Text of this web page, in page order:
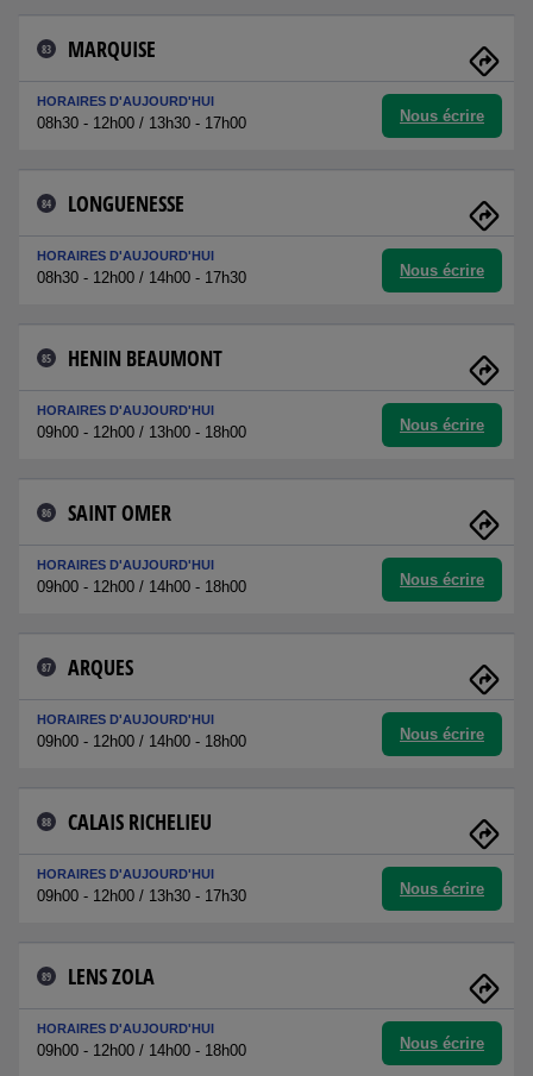
83 MARQUISE
HORAIRES D'AUJOURD'HUI
08h30 - 12h00 / 13h30 - 17h00 Nous écrire
84 LONGUENESSE
HORAIRES D'AUJOURD'HUI
08h30 - 12h00 / 14h00 - 17h30 Nous écrire
85 HENIN BEAUMONT
HORAIRES D'AUJOURD'HUI
09h00 - 12h00 / 13h00 - 18h00 Nous écrire
86 SAINT OMER
HORAIRES D'AUJOURD'HUI
09h00 - 12h00 / 14h00 - 18h00 Nous écrire
87 ARQUES
HORAIRES D'AUJOURD'HUI
09h00 - 12h00 / 14h00 - 18h00 Nous écrire
88 CALAIS RICHELIEU
HORAIRES D'AUJOURD'HUI
09h00 - 12h00 / 13h30 - 17h30 Nous écrire
89 LENS ZOLA
HORAIRES D'AUJOURD'HUI
09h00 - 12h00 / 14h00 - 18h00 Nous écrire